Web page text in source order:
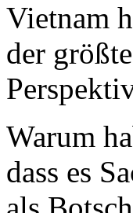
Vietnam
der
Warum
dass es